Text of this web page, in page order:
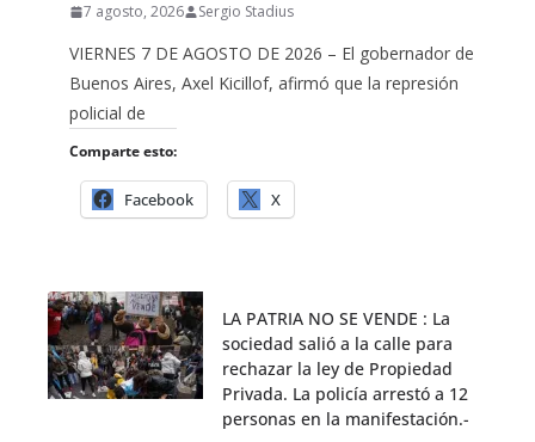
7 agosto, 2026 Sergio Stadius
VIERNES 7 DE AGOSTO DE 2026 – El gobernador de
Buenos Aires, Axel Kicillof, afirmó que la represión
policial de
Comparte esto:
Facebook X
LA PATRIA NO SE VENDE : La
sociedad salió a la calle para
rechazar la ley de Propiedad
Privada. La policía arrestó a 12
personas en la manifestación.-